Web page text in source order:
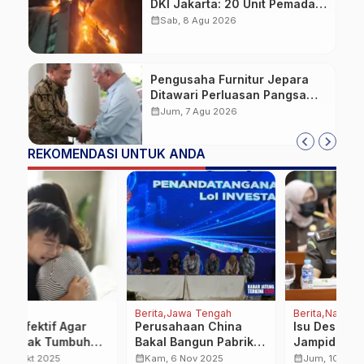
DKI Jakarta: 20 Unit Pemadam
dan 3 Bronto Skylift
calendar_monthSab, 8 Agu 2026
Pengusaha Furnitur Jepara
Ditawari Perluasan Pangsa
Pasar Hingga ke IKN
calendar_monthJum, 7 Agu 2026
REKOMENDASI UNTUK ANDA
Perusahaan China
Bakal Bangun Pabrik di
Tegal, Hadirkan Nilai
calendar_monthKam, 6 Nov 2025
Berita Nasional
Isu Desakan
Jampidsus Febrie
Adriansyah Mundur
calendar_monthJum, 10 Jul 2026